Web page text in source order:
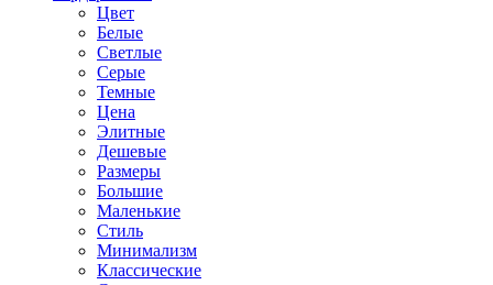
Цвет
Белые
Светлые
Серые
Темные
Цена
Элитные
Дешевые
Размеры
Большие
Маленькие
Стиль
Минимализм
Классические